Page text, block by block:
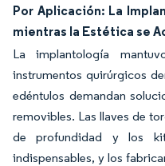
Por Aplicación: La
mientras la Estética se
La implantología
instrumentos quirúrgicos
edéntulos demandan
removibles. Las llaves de
de profundidad y los
indispensables, y los